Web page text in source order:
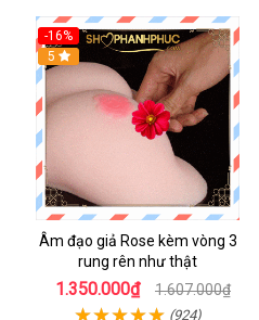
-16%
5
Âm đạo giả Rose kèm vòng 3
rung rên như thật
1.350.000₫ 1.607.000₫
(924)